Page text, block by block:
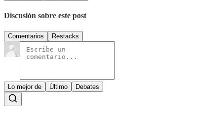
Discusión sobre este post
Comentarios Restacks
Lo mejor de Último Debates